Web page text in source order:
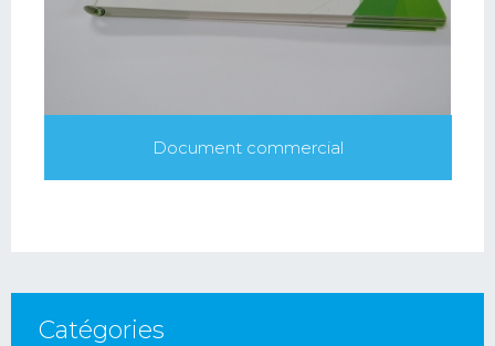
Document commercial
Catégories